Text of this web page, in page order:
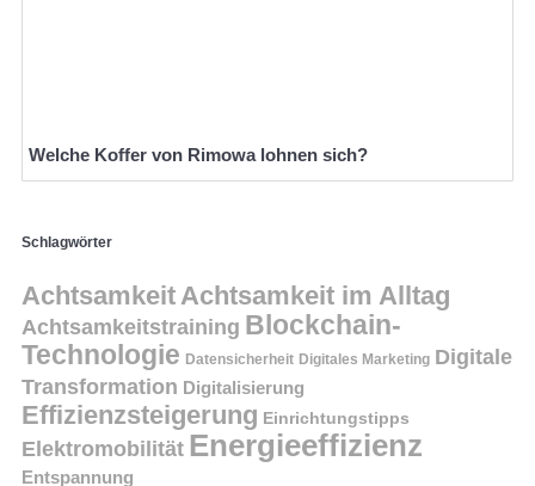
Welche Koffer von Rimowa lohnen sich?
Schlagwörter
AchtsamkeitAchtsamkeit im Alltag
Achtsamkeitstraining Blockchain-
Technologie Datensicherheit Digitales Marketing Digitale
Transformation Digitalisierung
Effizienzsteigerung Einrichtungstipps
Elektromobilität Energieeffizienz
Entspannung